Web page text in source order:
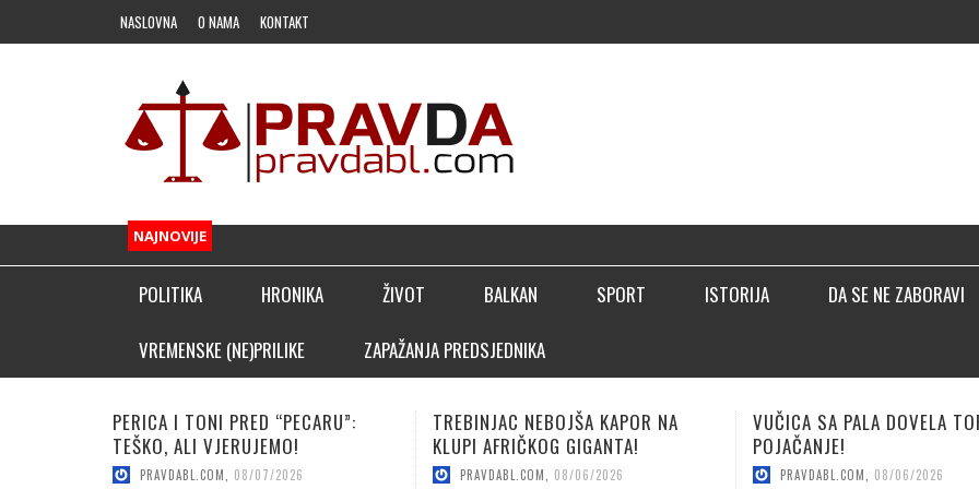
NASLOVNA O NAMA KONTAKT
NAJNOVIJE ▣
POLITIKA HRONIKA ŽIVOT BALKAN SPORT
FUDBAL
KLADIONIČARSKI KUTAK
ISTORIJA DA SE NE ZABORAVI
VREMENSKE (NE)PRILIKE ZAPAŽANJA PREDSJEDNIKA
TREBINJAC NEBOJŠA KAPOR NA
KLUPI AFRIČKOG GIGANTA!
PRAVDABL.COM 08/06/2026
VUČICA SA PALA DOVELA TOP
POJAČANJE!
PRAVDABL.COM 08/06/2026
LUČIĆ: BIĆEMO BOLJI NEGO
SEZONE!
PRAVDABL.COM 08/04/2026